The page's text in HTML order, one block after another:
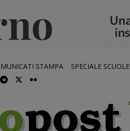
STAMPA SPECIALE SCUOLE